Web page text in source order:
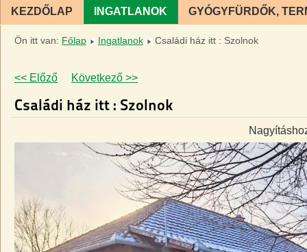
KEZDŐLAP INGATLANOK GYÓGYFÜRDŐK,
Ön itt van: Főlap Ingatlanok Családi ház itt : Szolnok
<< Előző Következő >>
Családi ház itt : Szolnok